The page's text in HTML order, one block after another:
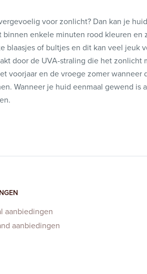
voor zonlicht? Dan kan je
binnen enkele minuten rood kleuren en
blaasjes of bultjes en dit kan veel jeuk
door de UVA-straling die het zonlicht
voorjaar en de vroege zomer
Wanneer je huid eenmaal gewend is
aanbiedingen
aanbiedingen